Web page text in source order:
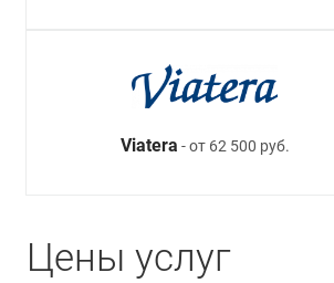
Viatera - от 62 500 руб.
Цены услуг